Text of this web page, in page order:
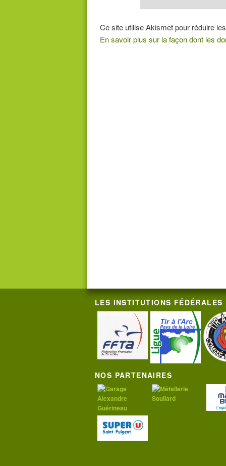
Ce site utilise Akismet pour réduire
En savoir plus sur la façon dont les
LES INSTITUTIONS FÉDÉRALES
NOS PARTENAIRES